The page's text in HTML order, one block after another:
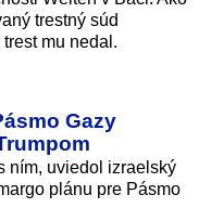
trestný súd
mu nedal.
Gazy
ním, uviedol izraelský
plánu pre Pásmo